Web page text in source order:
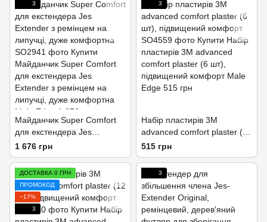
3
Майданчик Super Comfort
для екстендера Jes
Extender з ремінцем на
липучці, дуже комфортна
1 676 грн
3
Набір пластирів 3M
advanced comfort plaster (6
шт), підвищений комфорт
515 грн
ДОСТАВКА 0 ГРН
ПРОМОКОД
−17%
3
3